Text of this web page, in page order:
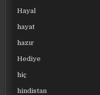
Hayal
hayat
hazır
Hediye
hiç
hindistan